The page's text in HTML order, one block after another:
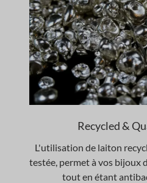
Recycled &
L'utilisation de laiton
testée, permet à vos bijoux
tout en étant